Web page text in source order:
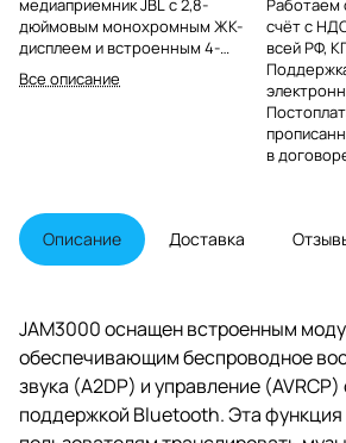
медиаприемник JBL с 2,8-
дюймовым монохромным ЖК-
дисплеем и встроенным 4-
канальным усилителем высокой
мощности.
Все описание
Работаем
счёт с
всей РФ,
в
Описание Доставка
JAM3000 оснащен встроенным
обеспечивающим беспроводное
звука (A2DP) и управление (AVRCP)
поддержкой Bluetooth. Эта функция